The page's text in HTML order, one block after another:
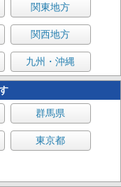
関東地方
関西地方
九州・沖縄
群馬県
東京都